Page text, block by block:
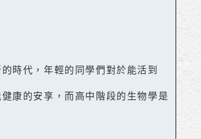
時代，年輕的同學們對於能活到
康的安享，而高中階段的生物學是